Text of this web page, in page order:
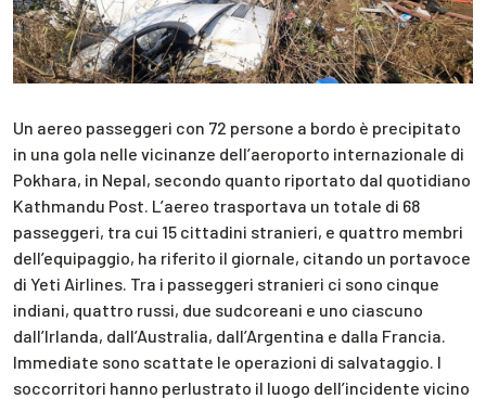
Un aereo passeggeri con 72 persone a bordo è precipitato
in una gola nelle vicinanze dell’aeroporto internazionale di
Pokhara, in Nepal, secondo quanto riportato dal quotidiano
Kathmandu Post. L’aereo trasportava un totale di 68
passeggeri, tra cui 15 cittadini stranieri, e quattro membri
dell’equipaggio, ha riferito il giornale, citando un portavoce
di Yeti Airlines. Tra i passeggeri stranieri ci sono cinque
indiani, quattro russi, due sudcoreani e uno ciascuno
dall’Irlanda, dall’Australia, dall’Argentina e dalla Francia.
Immediate sono scattate le operazioni di salvataggio. I
soccorritori hanno perlustrato il luogo dell’incidente vicino